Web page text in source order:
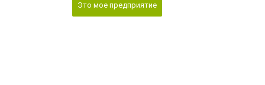
Это мое предприятие